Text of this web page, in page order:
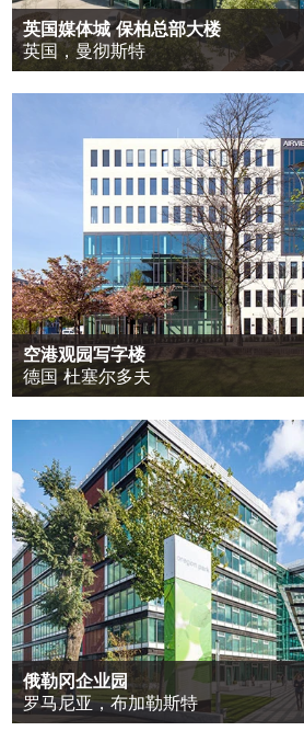
英国媒体城 保柏总部大楼
英国，曼彻斯特
空港观园写字楼
德国 杜塞尔多夫
俄勒冈企业园
罗马尼亚，布加勒斯特